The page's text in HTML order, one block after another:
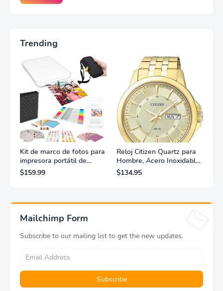
Trending
Kit de marco de fotos para
impresora portátil de
fotografías y vídeos
Lifeprint 3x4,5 (blanca)
$159.99
Reloj Citizen Quartz para
Hombre, Acero Inoxidable,
Clásico, Dorado
$134.95
Mailchimp Form
Subscribe to our mailing list to get the new updates.